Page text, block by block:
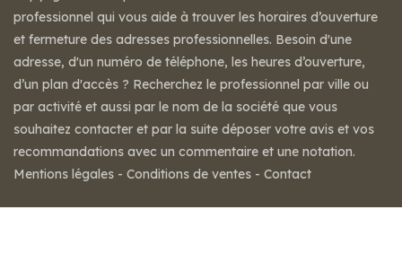
professionnel qui vous aide à trouver les horaires d’ouverture
et fermeture des adresses professionnelles. Besoin d'une
adresse, d'un numéro de téléphone, les heures d’ouverture,
d’un plan d'accès ? Recherchez le professionnel par ville ou
par activité et aussi par le nom de la société que vous
souhaitez contacter et par la suite déposer votre avis et vos
recommandations avec un commentaire et une notation.
Mentions légales - Conditions de ventes - Contact